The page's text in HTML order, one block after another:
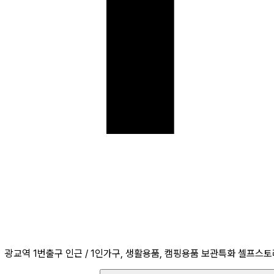
광교역 1번출구 인근 / 1인가구, 생활용품, 캠핑용품 보관특화 셀프스